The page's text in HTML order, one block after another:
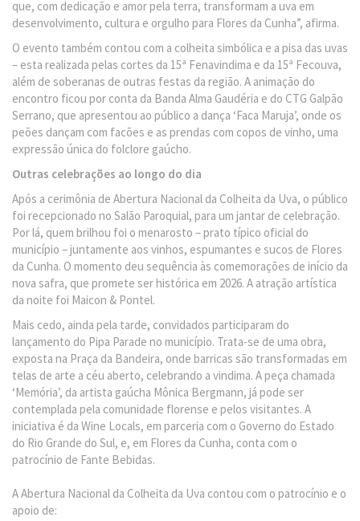
que, com dedicação e amor pela terra, transformam a uva em
desenvolvimento, cultura e orgulho para Flores da Cunha”, afirma.
O evento também contou com a colheita simbólica e a pisa das uvas
– esta realizada pelas cortes da 15ª Fenavindima e da 15ª Fecouva,
além de soberanas de outras festas da região. A animação do
encontro ficou por conta da Banda Alma Gaudéria e do CTG Galpão
Serrano, que apresentou ao público a dança ‘Faca Maruja’, onde os
peões dançam com facões e as prendas com copos de vinho, uma
expressão única do folclore gaúcho.
Outras celebrações ao longo do dia
Após a cerimônia de Abertura Nacional da Colheita da Uva, o público
foi recepcionado no Salão Paroquial, para um jantar de celebração.
Por lá, quem brilhou foi o menarosto – prato típico oficial do
município – juntamente aos vinhos, espumantes e sucos de Flores
da Cunha. O momento deu sequência às comemorações de início da
nova safra, que promete ser histórica em 2026. A atração artística
da noite foi Maicon & Pontel.
Mais cedo, ainda pela tarde, convidados participaram do
lançamento do Pipa Parade no município. Trata-se de uma obra,
exposta na Praça da Bandeira, onde barricas são transformadas em
telas de arte a céu aberto, celebrando a vindima. A peça chamada
‘Memória’, da artista gaúcha Mônica Bergmann, já pode ser
contemplada pela comunidade florense e pelos visitantes. A
iniciativa é da Wine Locals, em parceria com o Governo do Estado
do Rio Grande do Sul, e, em Flores da Cunha, conta com o
patrocínio de Fante Bebidas.
A Abertura Nacional da Colheita da Uva contou com o patrocínio e o
apoio de: